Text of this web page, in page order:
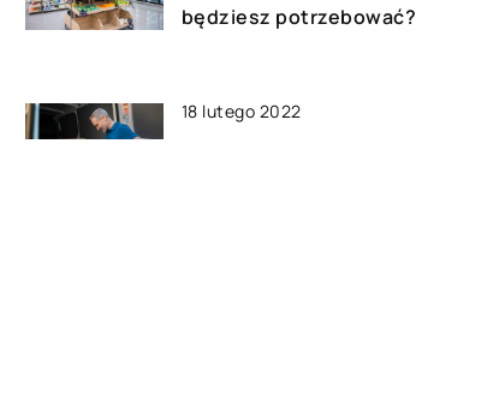
będziesz potrzebować?
18 lutego 2022